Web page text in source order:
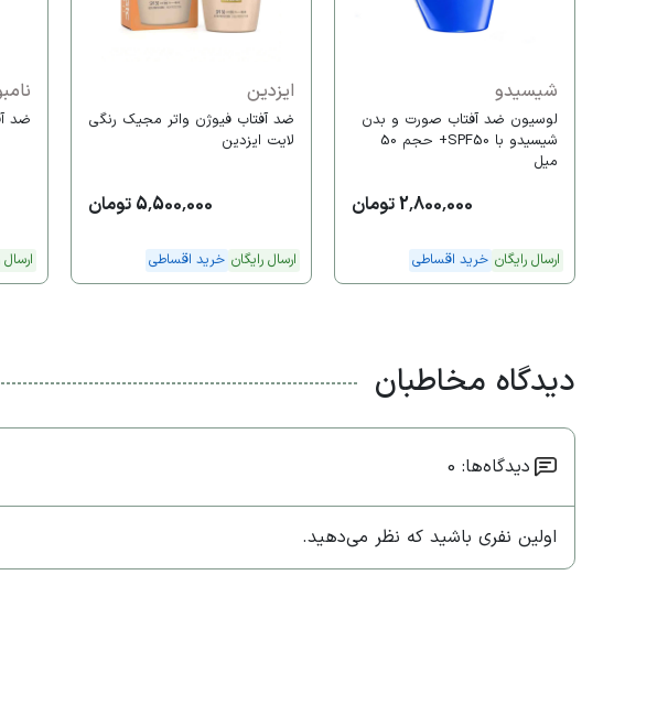
شیسیدو
لوسیون ضد آفتاب صورت و بدن
شیسیدو با SPF50+ حجم 50
میل
2,800,000 تومان
ارسال رایگان خرید اقساطی
ایزدین
ضد آفتاب فیوژن واتر مجیک رنگی
لایت ایزدین
5,500,000 تومان
ارسال رایگان خرید اقساطی
ضد
ارسال
دیدگاه مخاطبان
دیدگاه‌ها: 0
اولین نفری باشید که نظر می‌دهید.